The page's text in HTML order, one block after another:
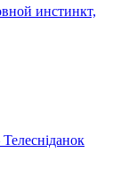
инстинкт,